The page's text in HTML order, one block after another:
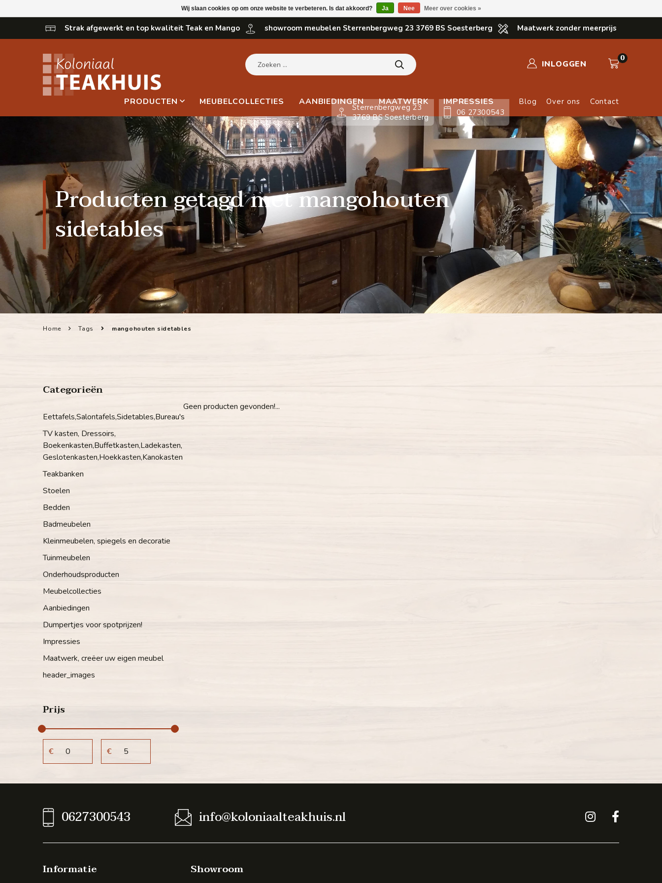
Strak afgewerkt en top kwaliteit Teak en Mango showroom meubelen Sterrenbergweg 23 3769 BS Soesterberg Maatwerk zonder meerprijs
INLOGGEN
0
PRODUCTEN MEUBELCOLLECTIES AANBIEDINGEN MAATWERK IMPRESSIES Blog Over ons Contact
Sterrenbergweg 23
3769 BS Soesterberg
06 27300543
Producten getagd met mangohouten
sidetables
Home Tags mangohouten sidetables
Categorieën
Eettafels,Salontafels,Sidetables,Bureau's
TV kasten, Dressoirs,
Boekenkasten,Buffetkasten,Ladekasten,
Geslotenkasten,Hoekkasten,Kanokasten
Teakbanken
Stoelen
Bedden
Badmeubelen
Kleinmeubelen, spiegels en decoratie
Tuinmeubelen
Onderhoudsproducten
Meubelcollecties
Aanbiedingen
Dumpertjes voor spotprijzen!
Impressies
Maatwerk, creëer uw eigen meubel
header_images
Prijs
€ €
Geen producten gevonden!...
0627300543 info@koloniaalteakhuis.nl
Informatie Showroom
Wij slaan cookies op om onze website te verbeteren. Is dat akkoord? Ja Nee Meer over cookies »